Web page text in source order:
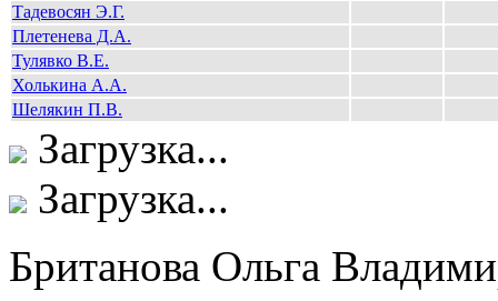
Тадевосян Э.Г.
Плетенева Д.А.
Тулявко В.Е.
Холькина А.А.
Шелякин П.В.
Загрузка...
Загрузка...
Британова Ольга